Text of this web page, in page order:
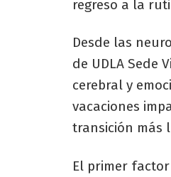
regreso a la
Desde las
de UDLA Sede
cerebral y
vacaciones
transición más
El primer